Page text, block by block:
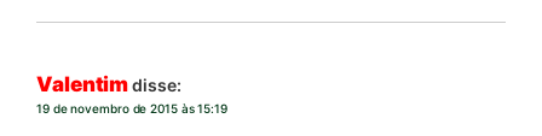
Valentimdisse:
19 de novembro de 2015 às 15:19